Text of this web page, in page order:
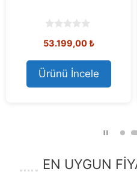
o
t
o
f
5
53.199,00₺
Ürünü İncele
EN UYGUN